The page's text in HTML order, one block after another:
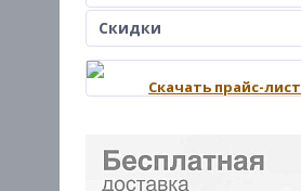
Скидки
Скачать прайс-лист